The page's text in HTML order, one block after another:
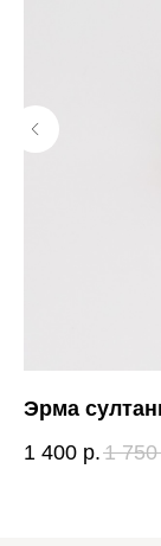
Эрма
1 400 р. 1 750